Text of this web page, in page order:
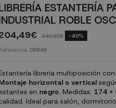
ESTANTERÍA
ROBLE
340,82€ -40%
06849
librería multiposición con
horizontal o vertical
en negro. Medidas: 174 x
Ideal para salón,